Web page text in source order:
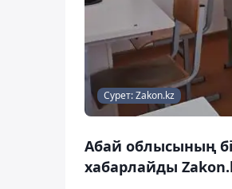
Сурет: Zakon.kz
Абай облысының
хабарлайды